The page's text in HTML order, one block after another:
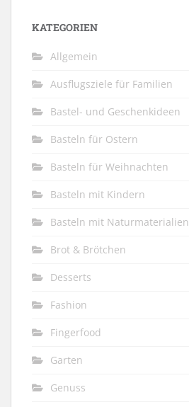
KATEGORIEN
Allgemein
Ausflugsziele für Familien
Bastel- und Geschenkideen
Basteln für Ostern
Basteln für Weihnachten
Basteln mit Kindern
Basteln mit Naturmaterialien
Brot & Brötchen
Desserts
Fashion
Fingerfood
Garten
Genuss